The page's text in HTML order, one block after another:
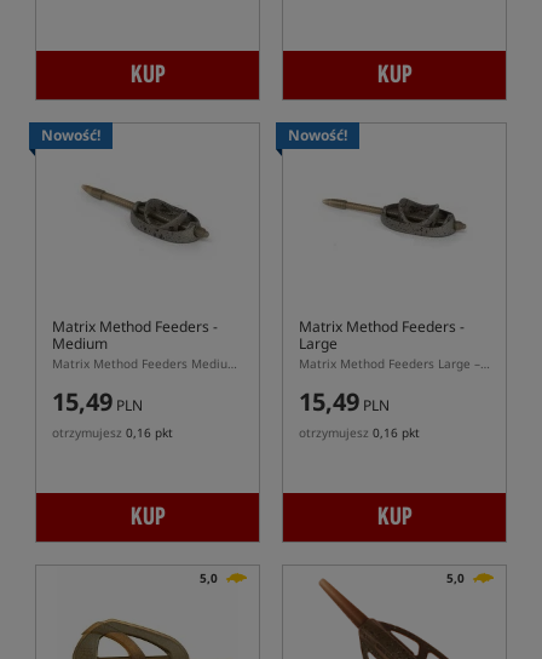
KUP KUP
Nowość!
Matrix Method Feeders -
Medium
Matrix Method Feeders Medium – podajnik method feeder M do systemu Matrix
15,49 PLN
otrzymujesz 0,16 pkt
KUP
Nowość!
Matrix Method Feeders -
Large
Matrix Method Feeders Large – podajnik method feeder L do systemu Matrix
15,49 PLN
otrzymujesz 0,16 pkt
KUP
5,0 5,0